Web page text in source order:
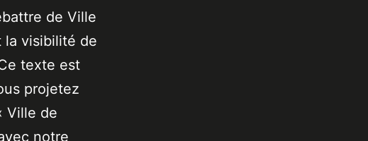
de Ville
la visibilité de
texte est
projetez
Ville de
notre